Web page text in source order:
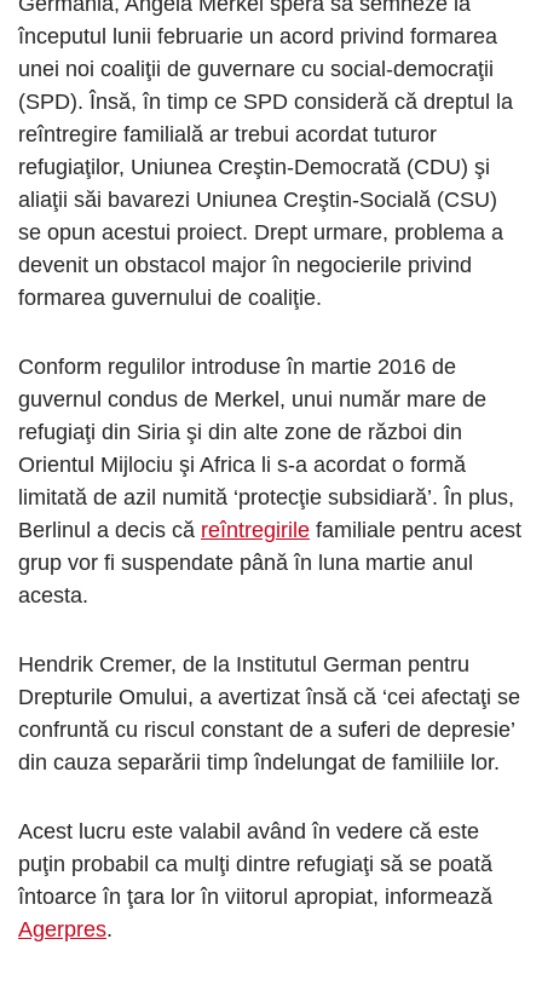
începutul lunii februarie un acord privind formarea
unei noi coaliţii de guvernare cu social-democraţii
(SPD). Însă, în timp ce SPD consideră că dreptul la
reîntregire familială ar trebui acordat tuturor
refugiaţilor, Uniunea Creştin-Democrată (CDU) şi
aliaţii săi bavarezi Uniunea Creştin-Socială (CSU)
se opun acestui proiect. Drept urmare, problema a
devenit un obstacol major în negocierile privind
formarea guvernului de coaliţie.
Conform regulilor introduse în martie 2016 de
guvernul condus de Merkel, unui număr mare de
refugiaţi din Siria şi din alte zone de război din
Orientul Mijlociu şi Africa li s-a acordat o formă
limitată de azil numită ‘protecţie subsidiară’. În plus,
Berlinul a decis că reîntregirile familiale pentru acest
grup vor fi suspendate până în luna martie anul
acesta.
Hendrik Cremer, de la Institutul German pentru
Drepturile Omului, a avertizat însă că ‘cei afectaţi se
confruntă cu riscul constant de a suferi de depresie’
din cauza separării timp îndelungat de familiile lor.
Acest lucru este valabil având în vedere că este
puţin probabil ca mulţi dintre refugiaţi să se poată
întoarce în ţara lor în viitorul apropiat, informează
Agerpres.